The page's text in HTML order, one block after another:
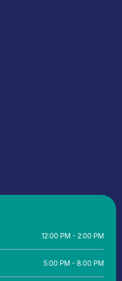
12:00 PM - 2:00 PM
5:00 PM - 8:00 PM